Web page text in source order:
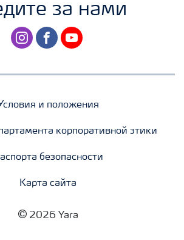
за нами
instagramfacebookyoutube
и положения
корпоративной этики
безопасности
Карта сайта
2026 Yara